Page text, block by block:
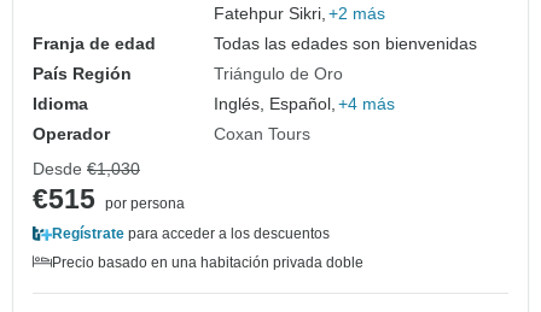
Fatehpur Sikri, +2 más
Franja de edad
Todas las edades son bienvenidas
País Región
Triángulo de Oro
Idioma
Inglés, Español, +4 más
Operador
Coxan Tours
Desde €1,030
€515 por persona
Regístrate para acceder a los descuentos
Precio basado en una habitación privada doble